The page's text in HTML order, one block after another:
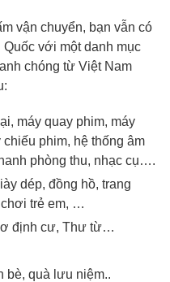
vận chuyển, bạn vẫn có
với một danh mục
chóng từ Việt Nam
máy quay phim, máy
phim, hệ thống âm
phòng thu, nhạc cụ….
dép, đồng hồ, trang
trẻ em, …
định cư, Thư từ…
bè, quà lưu niệm..